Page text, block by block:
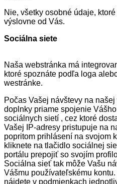
Nie, všetky osobné údaje,
výslovne od Vás.
Sociálna siete
Naša webstránka má
ktoré spoznáte podľa loga
westránke.
Počas Vašej návštevy na
doplnky priame spojenie
sociálnych sietí , cez ktoré
Vašej IP-adresy pristupuje na
popritom prihlásení na svojom
kliknete na tlačidlo sociálnej
portálu prepojiť so svojím
Sociálna sieť tak môže Vašu
Vášmu používateľskému
nájdete v podmienkach